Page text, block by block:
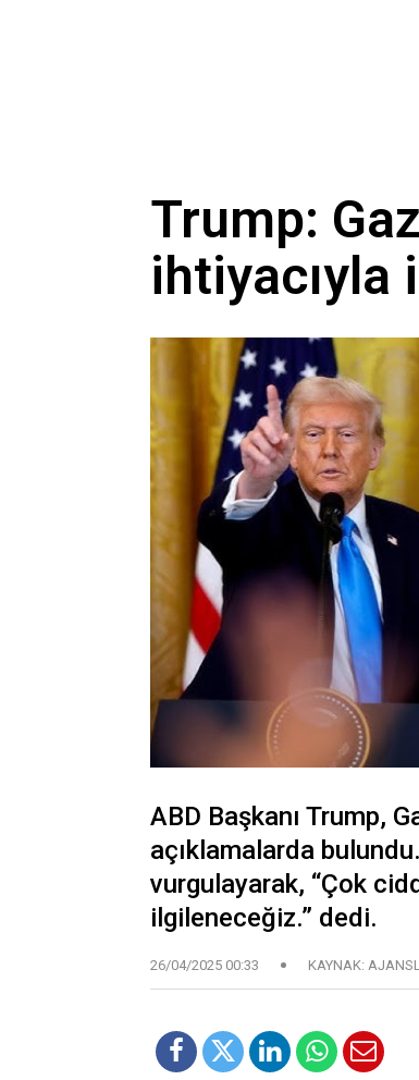
Trump:
ihtiyacıyla
ABD Başkanı Trump,
açıklamalarda
vurgulayarak, “Çok
ilgileneceğiz.” dedi.
26/04/2025 00:33 KAYNAK: